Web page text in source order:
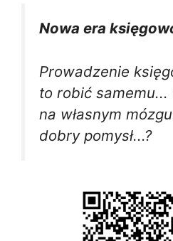
Nowa era
Prowadzenie
to robić
na własnym
dobry pomysł...?